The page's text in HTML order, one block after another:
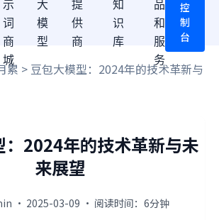
示
词
商
城
大
模
型
提
供
商
知
识
库
品
和
服
务
控
制
台
累 > 豆包大模型：2024年的技术革新与
：2024年的技术革新与未
来展望
· 2025-03-09 · 阅读时间：6分钟